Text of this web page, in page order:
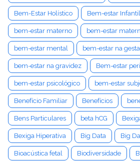
Bem-Estar Holístico Bem-estar Infantil
bem-estar materno bem-estar
bem-estar mental bem-estar na
bem-estar na gravidez Bem-estar
bem-estar psicológico bem-estar
Benefício Familiar Benefícios
Bens Particulares beta hCG
Bexiga Hiperativa Big Data Big
Bioacústica fetal Biodiversidade